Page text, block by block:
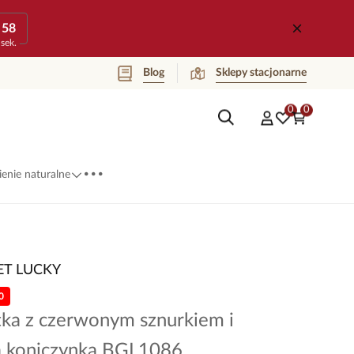
58
sek.
Blog Sklepy stacjonarne
0 0
naturalne ...
LUCKY
z czerwonym sznurkiem i